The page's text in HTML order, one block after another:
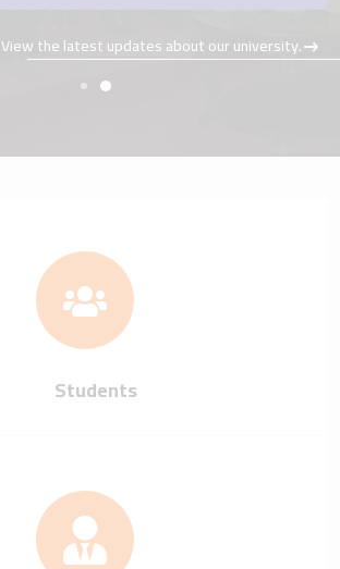
View the latest updates about our university.
Students